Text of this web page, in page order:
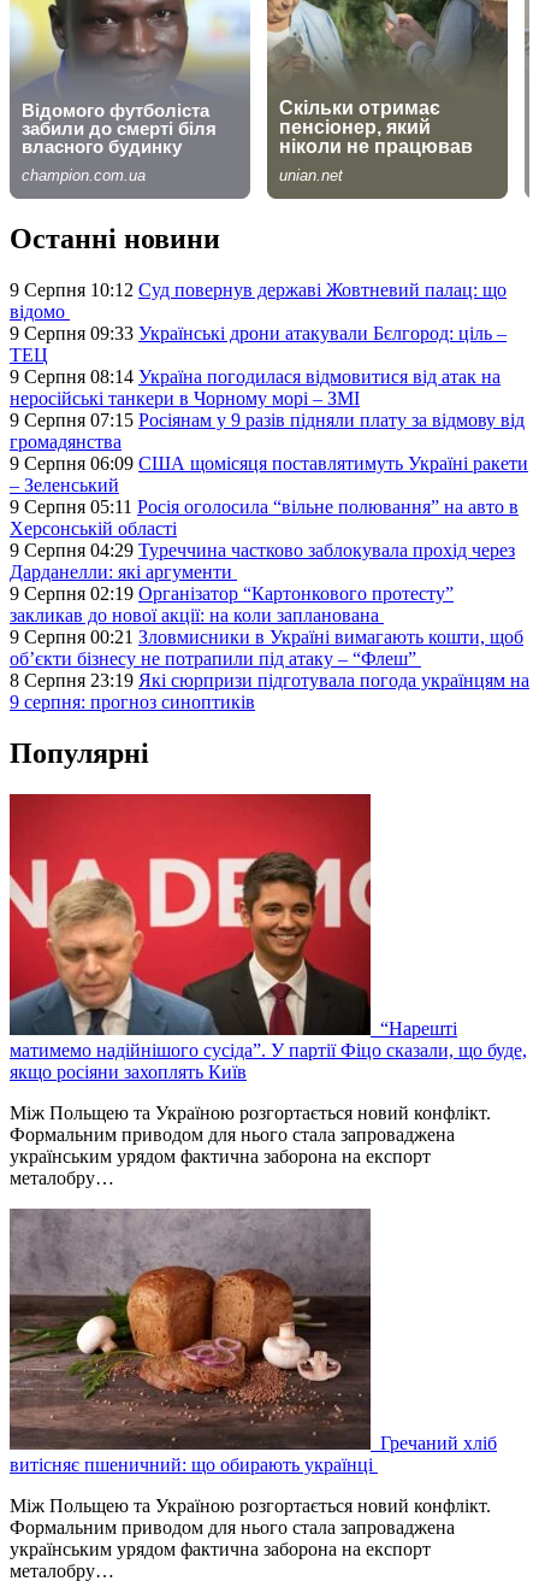
Останні новини
9 Серпня 10:12 Суд повернув державі Жовтневий палац: що
відомо
9 Серпня 09:33 Українські дрони атакували Бєлгород: ціль –
ТЕЦ
9 Серпня 08:14 Україна погодилася відмовитися від атак на
неросійські танкери в Чорному морі – ЗМІ
9 Серпня 07:15 Росіянам у 9 разів підняли плату за відмову від
громадянства
9 Серпня 06:09 США щомісяця поставлятимуть Україні ракети
– Зеленський
9 Серпня 05:11 Росія оголосила “вільне полювання” на авто в
Херсонській області
9 Серпня 04:29 Туреччина частково заблокувала прохід через
Дарданелли: які аргументи
9 Серпня 02:19 Організатор “Картонкового протесту”
закликав до нової акції: на коли запланована
9 Серпня 00:21 Зловмисники в Україні вимагають кошти, щоб
об’єкти бізнесу не потрапили під атаку – “Флеш”
8 Серпня 23:19 Які сюрпризи підготувала погода українцям на
9 серпня: прогноз синоптиків
Популярні
“Нарешті
матимемо надійнішого сусіда”. У партії Фіцо сказали, що буде,
якщо росіяни захоплять Київ
Між Польщею та Україною розгортається новий конфлікт.
Формальним приводом для нього стала запроваджена
українським урядом фактична заборона на експорт
металобру…
Гречаний хліб
витісняє пшеничний: що обирають українці
Між Польщею та Україною розгортається новий конфлікт.
Формальним приводом для нього стала запроваджена
українським урядом фактична заборона на експорт
металобру…